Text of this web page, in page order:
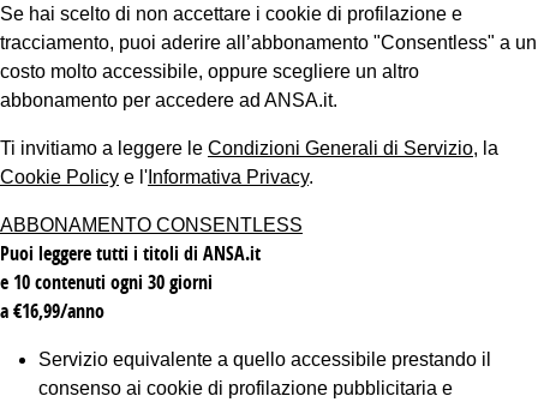
Se hai scelto di non accettare i cookie di profilazione e
tracciamento, puoi aderire all’abbonamento "Consentless" a un
costo molto accessibile, oppure scegliere un altro
abbonamento per accedere ad ANSA.it.
Ti invitiamo a leggere le Condizioni Generali di Servizio, la
Cookie Policy e l' Informativa Privacy.
ABBONAMENTO CONSENTLESS
Puoi leggere tutti i titoli di ANSA.it
e 10 contenuti ogni 30 giorni
a €16,99/anno
Servizio equivalente a quello accessibile prestando il
consenso ai cookie di profilazione pubblicitaria e